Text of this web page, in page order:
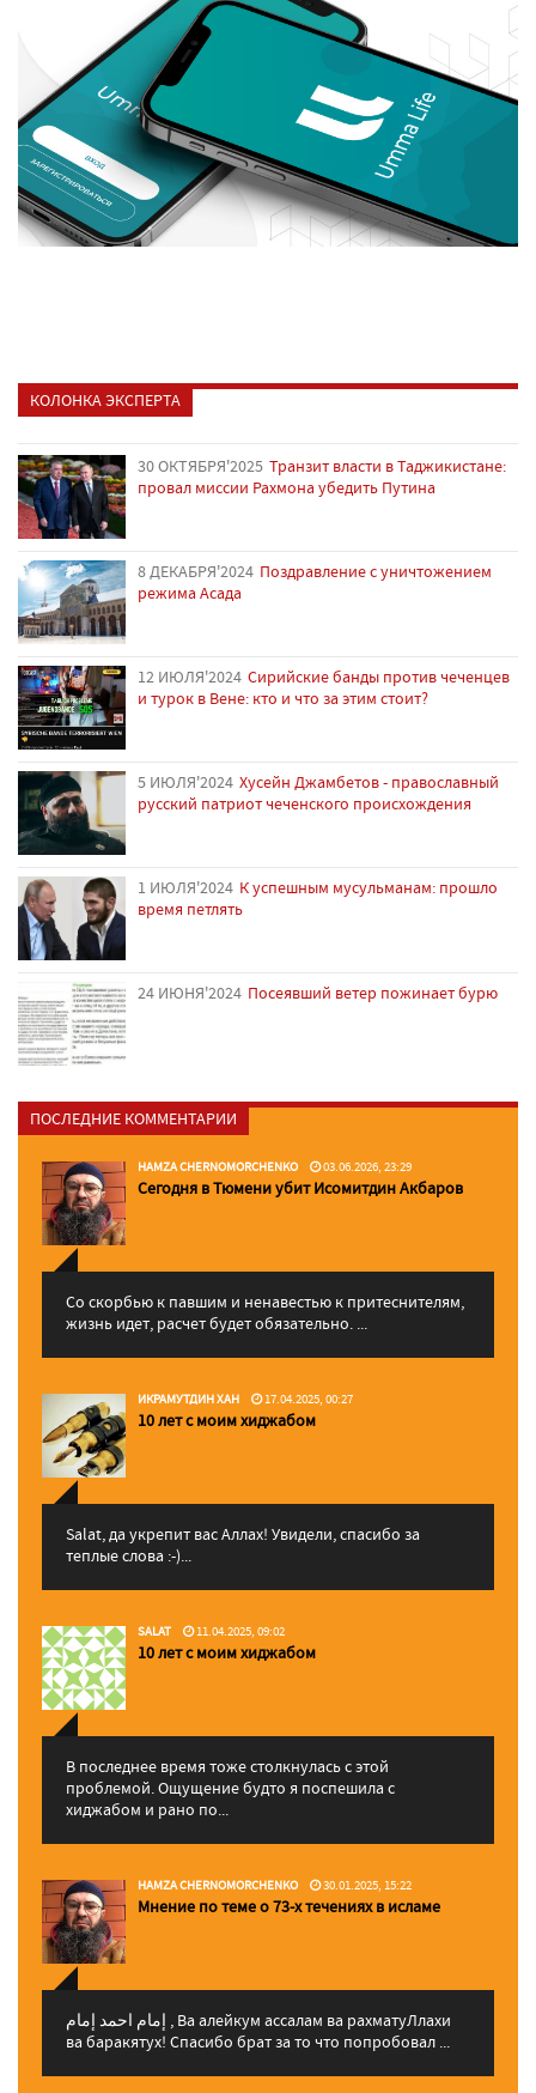
КОЛОНКА ЭКСПЕРТА
30 ОКТЯБРЯ'2025 Транзит власти в Таджикистане:
провал миссии Рахмона убедить Путина
8 ДЕКАБРЯ'2024 Поздравление с уничтожением
режима Асада
12 ИЮЛЯ'2024 Сирийские банды против чеченцев
и турок в Вене: кто и что за этим стоит?
5 ИЮЛЯ'2024 Хусейн Джамбетов - православный
русский патриот чеченского происхождения
1 ИЮЛЯ'2024 К успешным мусульманам: прошло
время петлять
24 ИЮНЯ'2024 Посеявший ветер пожинает бурю
ПОСЛЕДНИЕ КОММЕНТАРИИ
HAMZA CHERNOMORCHENKO 03.06.2026, 23:29
Сегодня в Тюмени убит Исомитдин Акбаров
Со скорбью к павшим и ненавестью к притеснителям,
жизнь идет, расчет будет обязательно. ...
ИКРАМУТДИН ХАН 17.04.2025, 00:27
10 лет с моим хиджабом
Salat, да укрепит вас Аллаx! Увидели, спасибо за
теплые слова :-)...
SALAT 11.04.2025, 09:02
10 лет с моим хиджабом
В последнее время тоже столкнулась с этой
проблемой. Ощущение будто я поспешила с
хиджабом и рано по...
HAMZA CHERNOMORCHENKO 30.01.2025, 15:22
Мнение по теме о 73-х течениях в исламе
إمام احمد إمام , Ва алейкум ассалам ва рахматуЛлахи
ва баракятух! Спасибо брат за то что попробовал ...